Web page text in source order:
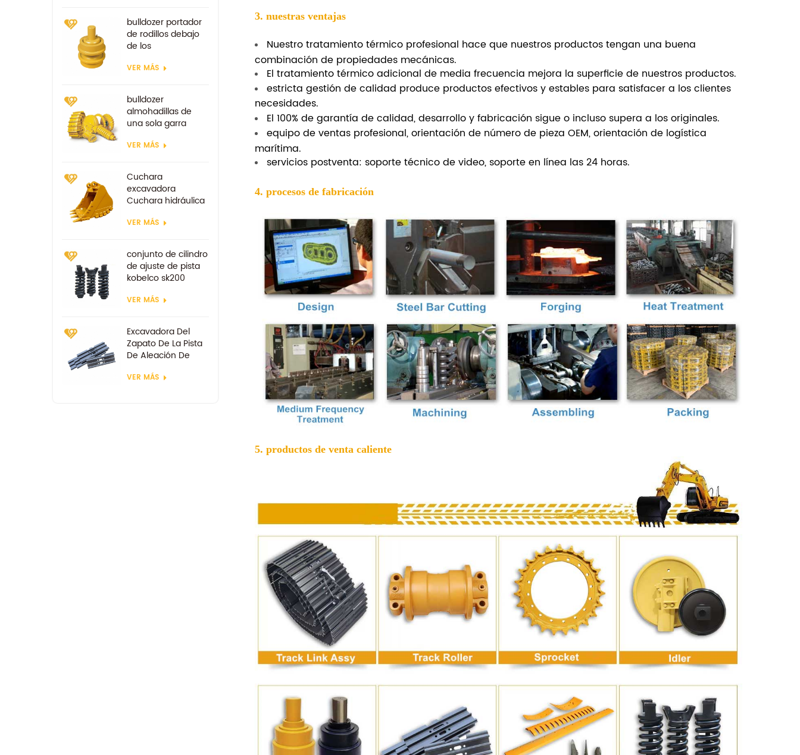
bulldozer portador
de rodillos debajo
de los
VER MÁS
bulldozer
almohadillas de
una sola garra
excavadora
VER MÁS
Cuchara
excavadora
Cuchara hidráulica
Cucharas
VER MÁS
conjunto de cilindro
de ajuste de pista
kobelco sk200
VER MÁS
Excavadora Del
Zapato De La Pista
De Aleación De
Zapatas
VER MÁS
3. nuestras ventajas
Nuestro tratamiento térmico profesional hace que nuestros productos tengan una buena
combinación de propiedades mecánicas.
El tratamiento térmico adicional de media frecuencia mejora la superficie de nuestros productos.
estricta gestión de calidad produce productos efectivos y estables para satisfacer a los clientes
necesidades.
El 100% de garantía de calidad, desarrollo y fabricación sigue o incluso supera a los originales.
equipo de ventas profesional, orientación de número de pieza OEM, orientación de logística
marítima.
servicios postventa: soporte técnico de video, soporte en línea las 24 horas.
4. procesos de fabricación
5. productos de venta caliente